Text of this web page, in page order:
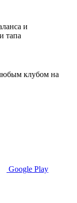
и
тапа
клубом на
Google Play